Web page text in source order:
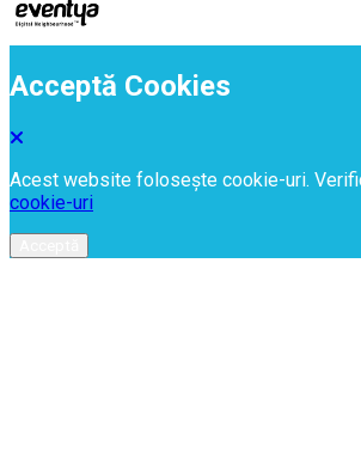
Acceptă Cookies
Acest website folosește cookie-uri.
cookie-uri